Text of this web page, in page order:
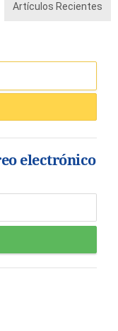
Artículos Recientes
electrónico